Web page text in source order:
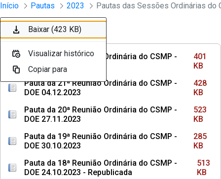
Pular para o Conteúdo principal
Sessões e Reuniões - Documentos
Início Pautas 2023
Ordenar Filtro
Pauta da 22ª Reunião Ordinária do CSMP -
DOE 18.12.2023
401
KB
Pauta da 21ª Reunião Ordinária do CSMP -
DOE 04.12.2023
428
KB
Pauta da 20ª Reunião Ordinária do CSMP -
DOE 27.11.2023
523
KB
Pauta da 19ª Reunião Ordinária do CSMP -
DOE 30.10.2023
285
KB
Pauta da 18ª Reunião Ordinária do CSMP -
DOE 24.10.2023 - Republicada
513
KB
Baixar (401 KB)
Visualizar histórico
Copiar para
Baixar (428 KB)
Visualizar histórico
Copiar para
Baixar (523 KB)
Visualizar histórico
Copiar para
Baixar (285 KB)
Visualizar histórico
Copiar para
Baixar (513 KB)
Visualizar histórico
Copiar para
Baixar (516 KB)
Visualizar histórico
Copiar para
Baixar (136 KB)
Visualizar histórico
Copiar para
Baixar (107 KB)
Visualizar histórico
Copiar para
Baixar (463 KB)
Visualizar histórico
Copiar para
Baixar (423 KB)
Visualizar histórico
Copiar para